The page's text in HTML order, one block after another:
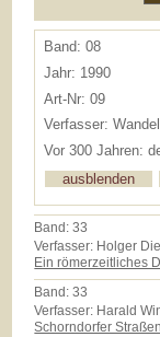
Band: 08
Jahr: 1990
Art-Nr: 09
Verfasser:
Vor 300 Jahren:
Band:33
Verfasser: Holger
Ein römerzeitliches
Band:33
Verfasser: Harald
Schorndorfer